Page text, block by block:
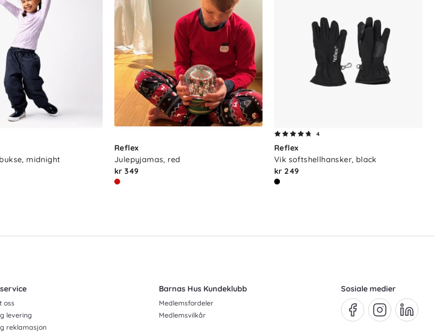
program
midnight
Reflex
Julepyjamas, red
kr 349
4
Reflex
Vik softshellhansker, black
kr 249
oss
levering
reklamasjon
Barnas Hus Kundeklubb
Medlemsfordeler
Medlemsvilkår
Sosiale medier